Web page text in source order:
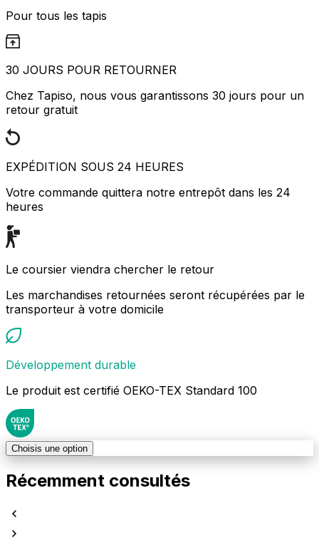
Pour tous les tapis
30 JOURS POUR RETOURNER
Chez Tapiso, nous vous garantissons 30 jours pour un
retour gratuit
EXPÉDITION SOUS 24 HEURES
Votre commande quittera notre entrepôt dans les 24
heures
Le coursier viendra chercher le retour
Les marchandises retournées seront récupérées par le
transporteur à votre domicile
Développement durable
Le produit est certifié OEKO-TEX Standard 100
Choisis une option
Récemment consultés